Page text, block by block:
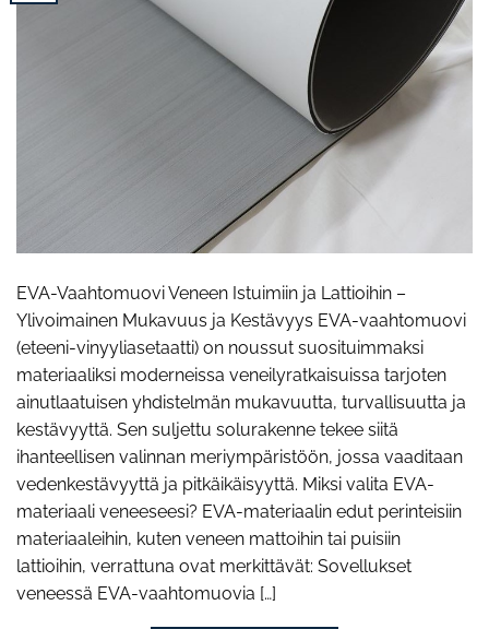
EVA-Vaahtomuovi Veneen Istuimiin ja Lattioihin –
Ylivoimainen Mukavuus ja Kestävyys EVA-vaahtomuovi
(eteeni-vinyyliasetaatti) on noussut suosituimmaksi
materiaaliksi moderneissa veneilyratkaisuissa tarjoten
ainutlaatuisen yhdistelmän mukavuutta, turvallisuutta ja
kestävyyttä. Sen suljettu solurakenne tekee siitä
ihanteellisen valinnan meriympäristöön, jossa vaaditaan
vedenkestävyyttä ja pitkäikäisyyttä. Miksi valita EVA-
materiaali veneeseesi? EVA-materiaalin edut perinteisiin
materiaaleihin, kuten veneen mattoihin tai puisiin
lattioihin, verrattuna ovat merkittävät: Sovellukset
veneessä EVA-vaahtomuovia […]